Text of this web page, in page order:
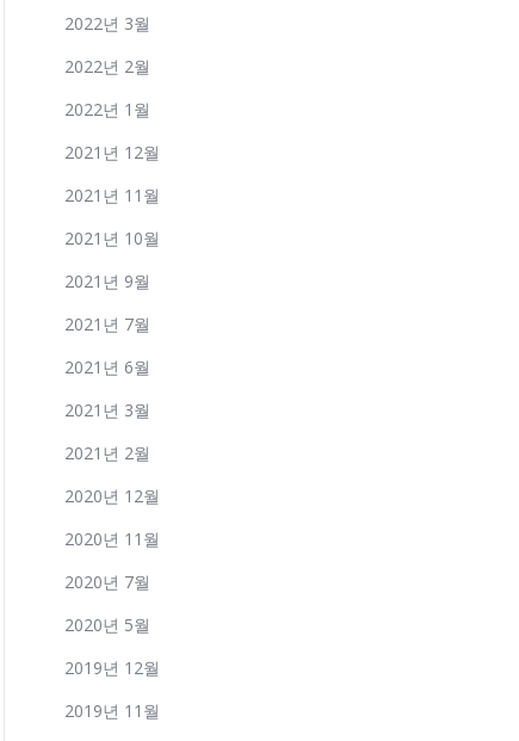
2022년 3월
2022년 2월
2022년 1월
2021년 12월
2021년 11월
2021년 10월
2021년 9월
2021년 7월
2021년 6월
2021년 3월
2021년 2월
2020년 12월
2020년 11월
2020년 7월
2020년 5월
2019년 12월
2019년 11월